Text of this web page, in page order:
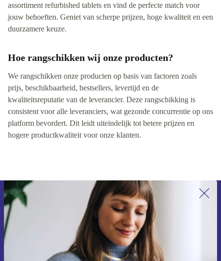
assortiment refurbished tablets en vind de perfecte match voor
jouw behoeften. Geniet van scherpe prijzen, hoge kwaliteit en een
duurzamere keuze.
Hoe rangschikken wij onze producten?
We rangschikken onze producten op basis van factoren zoals
prijs, beschikbaarheid, bestsellers, levertijd en de
kwaliteitsreputatie van de leverancier. Deze rangschikking is
consistent voor alle leveranciers, wat gezonde concurrentie op ons
platform bevordert. Dit leidt uiteindelijk tot betere prijzen en
hogere productkwaliteit voor onze klanten.
Meld je aan voor onze nieuwsbrief en
ontvang €15 korting!
Mis nooit meer een aanbieding.